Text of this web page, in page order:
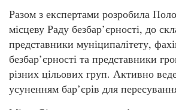
Разом з експертами розробила
місцеву Раду безбар’єрності, до
представники муніципалітету,
безбар’єрності та представники
різних цільових груп. Активно
усуненням бар’єрів для